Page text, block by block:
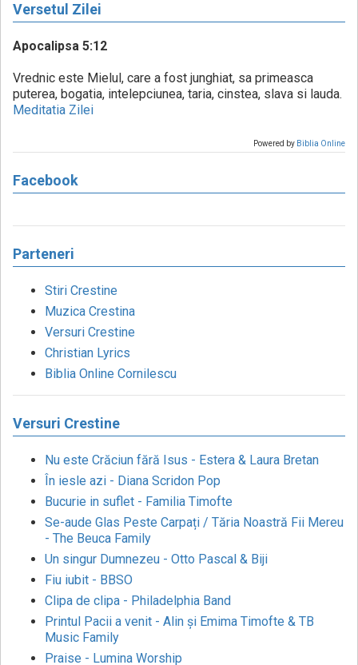
Versetul Zilei
Apocalipsa 5:12
Vrednic este Mielul, care a fost junghiat, sa primeasca
puterea, bogatia, intelepciunea, taria, cinstea, slava si lauda.
Meditatia Zilei
Powered by Biblia Online
Facebook
Parteneri
Stiri Crestine
Muzica Crestina
Versuri Crestine
Christian Lyrics
Biblia Online Cornilescu
Versuri Crestine
Nu este Crăciun fără Isus - Estera & Laura Bretan
În iesle azi - Diana Scridon Pop
Bucurie in suflet - Familia Timofte
Se-aude Glas Peste Carpați / Tăria Noastră Fii Mereu
- The Beuca Family
Un singur Dumnezeu - Otto Pascal & Biji
Fiu iubit - BBSO
Clipa de clipa - Philadelphia Band
Printul Pacii a venit - Alin și Emima Timofte & TB
Music Family
Praise - Lumina Worship